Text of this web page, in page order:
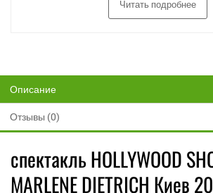
Читать подробнее
Описание
Отзывы (0)
спектакль HOLLYWOOD
MARLENE DIETRICH Киев